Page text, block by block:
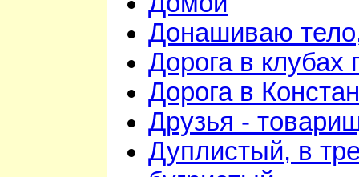
Донашиваю
Дорога в клубах
Дорога в
Друзья -
Дуплистый, в